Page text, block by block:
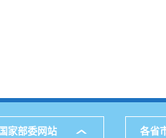
家部委网站 各省